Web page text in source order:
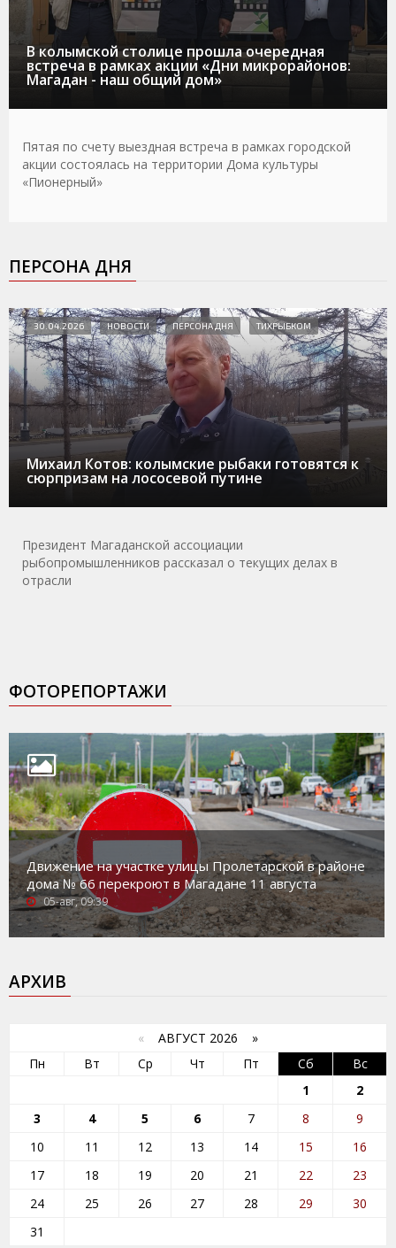
В колымской столице прошла очередная
встреча в рамках акции «Дни микрорайонов:
Магадан - наш общий дом»
Пятая по счету выездная встреча в рамках городской
акции состоялась на территории Дома культуры
«Пионерный»
ПЕРСОНА ДНЯ
Михаил Котов: колымские рыбаки готовятся к
сюрпризам на лососевой путине
30.04.2026 НОВОСТИ ПЕРСОНА ДНЯ ТИХРЫБКОМ
Президент Магаданской ассоциации
рыбопромышленников рассказал о текущих делах в
отрасли
ФОТОРЕПОРТАЖИ
Движение на участке улицы Пролетарской в районе
дома № 66 перекроют в Магадане 11 августа
05-авг, 09:39
АРХИВ
« АВГУСТ 2026 »
Пн
Вт Ср Чт Пт Сб
Вс
1
2
3
4 5 6 7 8
9
10
11 12 13 14 15
16
17
18 19 20 21 22
23
24
25 26 27 28 29
30
31